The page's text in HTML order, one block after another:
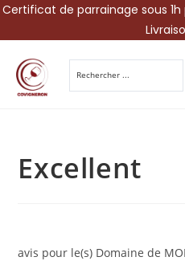
Certificat de parrainage sous
Excellent
avis pour le(s) Domaine de